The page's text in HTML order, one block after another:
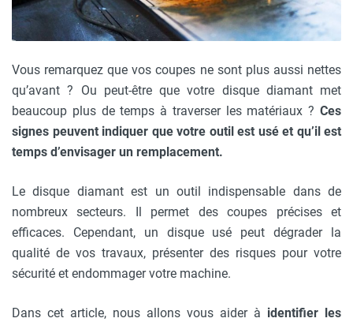
Vous remarquez que vos coupes ne sont plus aussi nettes
qu’avant ? Ou peut-être que votre disque diamant met
beaucoup plus de temps à traverser les matériaux ? Ces
signes peuvent indiquer que votre outil est usé et qu’il est
temps d’envisager un remplacement.
Le disque diamant est un outil indispensable dans de
nombreux secteurs. Il permet des coupes précises et
efficaces. Cependant, un disque usé peut dégrader la
qualité de vos travaux, présenter des risques pour votre
sécurité et endommager votre machine.
Dans cet article, nous allons vous aider à identifier les